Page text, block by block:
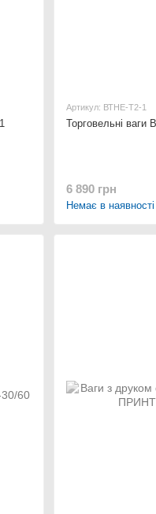
Артикул: ВТНЕ-Т2-1
Торговельні ваги
6 890 грн
Немає в наявності